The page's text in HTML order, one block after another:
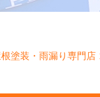
塗装・雨漏り専門店